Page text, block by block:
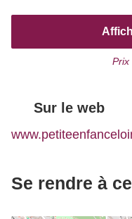
Prix
Sur le web
Se rendre à